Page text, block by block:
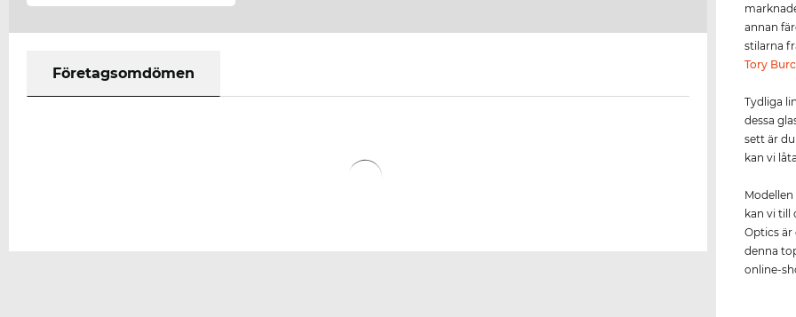
Företagsomdömen
annan
stilarna
Tory
Tydliga
dessa
sett är du
kan vi
kan vi till
Optics är
denna
online-